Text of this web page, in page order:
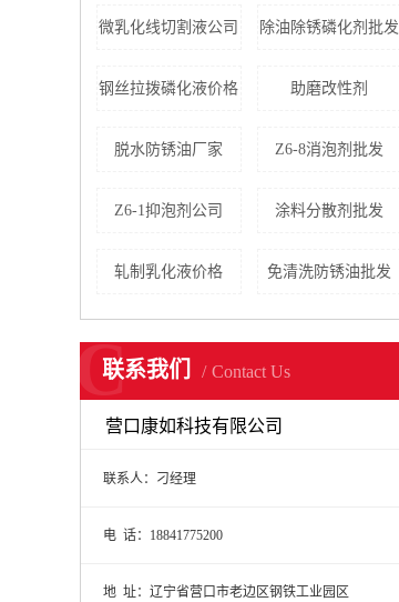
微乳化线切割液公司 除油除锈磷化剂批发
钢丝拉拨磷化液价格 助磨改性剂
脱水防锈油厂家 Z6-8消泡剂批发
Z6-1抑泡剂公司 涂料分散剂批发
轧制乳化液价格 免清洗防锈油批发
联系我们 Contact Us
C
营口康如科技有限公司
联系人：刁经理
电 话：18841775200
地 址：辽宁省营口市老边区钢铁工业园区